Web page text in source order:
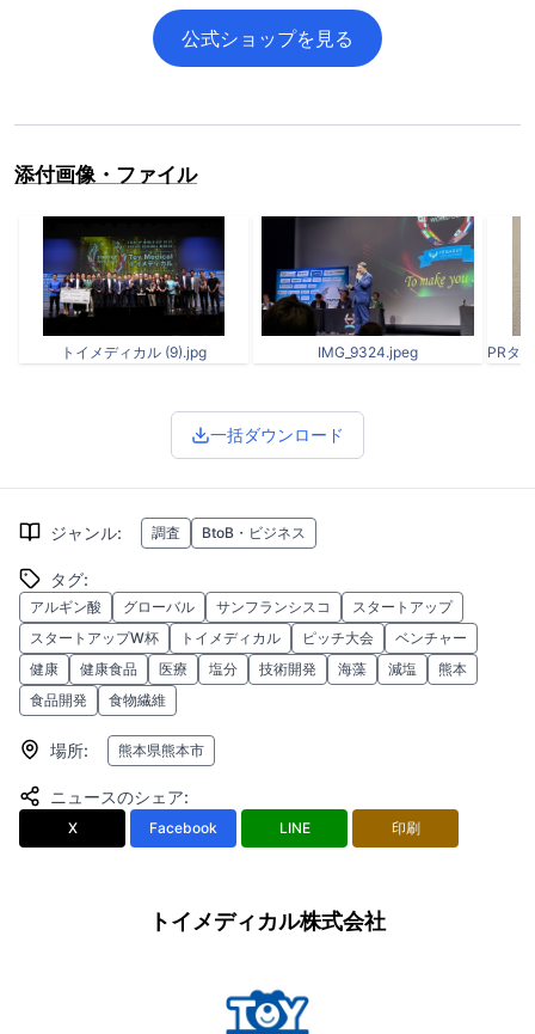
公式ショップを見る
添付画像・ファイル
トイメディカル (9).jpg IMG_9324.jpeg
一括ダウンロード
ジャンル: 調査 BtoB・ビジネス
タグ:
アルギン酸 グローバル サンフランシスコ
スタートアップ
スタートアップW杯
トイメディカル ピッチ大会
ベンチャー
健康
健康食品 医療 塩分 技術開発 海藻 減塩
熊本
食品開発
食物繊維
場所: 熊本県熊本市
ニュースのシェア:
X Facebook LINE 印刷
トイメディカル株式会社